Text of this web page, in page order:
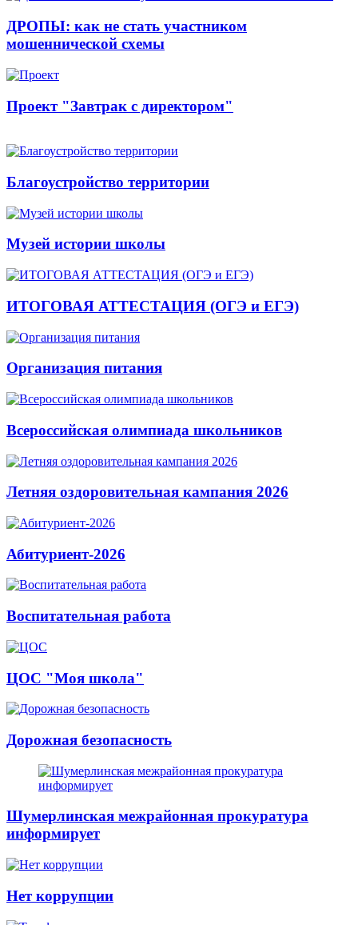
ДРОПЫ: как не стать участником
мошеннической схемы
Проект "Завтрак с директором"
Благоустройство территории
Музей истории школы
ИТОГОВАЯ АТТЕСТАЦИЯ (ОГЭ и ЕГЭ)
Организация питания
Всероссийская олимпиада школьников
Летняя оздоровительная кампания 2026
Абитуриент-2026
Воспитательная работа
ЦОС "Моя школа"
Дорожная безопасность
Шумерлинская межрайонная прокуратура
информирует
Нет коррупции